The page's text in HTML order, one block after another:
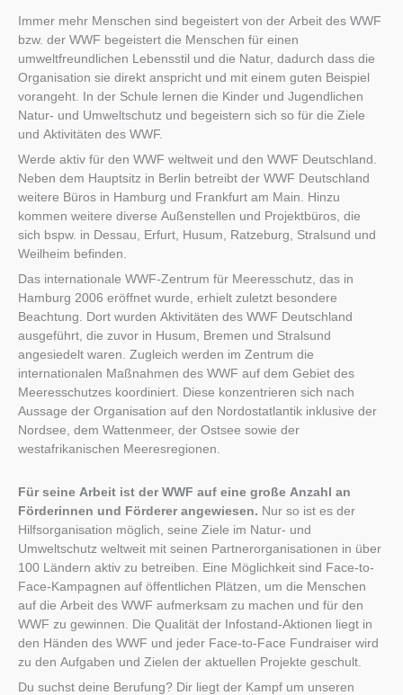
Immer mehr Menschen sind begeistert von der Arbeit des WWF
bzw. der WWF begeistert die Menschen für einen
umweltfreundlichen Lebensstil und die Natur, dadurch dass die
Organisation sie direkt anspricht und mit einem guten Beispiel
vorangeht. In der Schule lernen die Kinder und Jugendlichen
Natur- und Umweltschutz und begeistern sich so für die Ziele
und Aktivitäten des WWF.
Werde aktiv für den WWF weltweit und den WWF Deutschland.
Neben dem Hauptsitz in Berlin betreibt der WWF Deutschland
weitere Büros in Hamburg und Frankfurt am Main. Hinzu
kommen weitere diverse Außenstellen und Projektbüros, die
sich bspw. in Dessau, Erfurt, Husum, Ratzeburg, Stralsund und
Weilheim befinden.
Das internationale WWF-Zentrum für Meeresschutz, das in
Hamburg 2006 eröffnet wurde, erhielt zuletzt besondere
Beachtung. Dort wurden Aktivitäten des WWF Deutschland
ausgeführt, die zuvor in Husum, Bremen und Stralsund
angesiedelt waren. Zugleich werden im Zentrum die
internationalen Maßnahmen des WWF auf dem Gebiet des
Meeresschutzes koordiniert. Diese konzentrieren sich nach
Aussage der Organisation auf den Nordostatlantik inklusive der
Nordsee, dem Wattenmeer, der Ostsee sowie der
westafrikanischen Meeresregionen.
Für seine Arbeit ist der WWF auf eine große Anzahl an
Förderinnen und Förderer angewiesen. Nur so ist es der
Hilfsorganisation möglich, seine Ziele im Natur- und
Umweltschutz weltweit mit seinen Partnerorganisationen in über
100 Ländern aktiv zu betreiben. Eine Möglichkeit sind Face-to-
Face-Kampagnen auf öffentlichen Plätzen, um die Menschen
auf die Arbeit des WWF aufmerksam zu machen und für den
WWF zu gewinnen. Die Qualität der Infostand-Aktionen liegt in
den Händen des WWF und jeder Face-to-Face Fundraiser wird
zu den Aufgaben und Zielen der aktuellen Projekte geschult.
Du suchst deine Berufung? Dir liegt der Kampf um unseren